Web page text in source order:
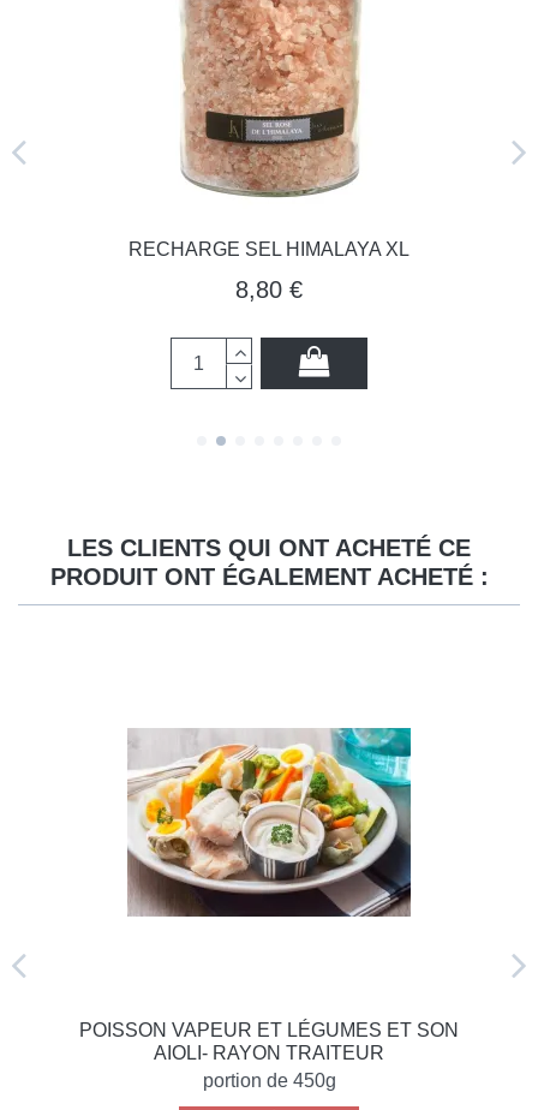
RECHARGE SEL HIMALAYA XL
8,80 €
LES CLIENTS QUI ONT ACHETÉ CE
PRODUIT ONT ÉGALEMENT ACHETÉ :
POISSON VAPEUR ET LÉGUMES ET SON
AIOLI- RAYON TRAITEUR
portion de 450g